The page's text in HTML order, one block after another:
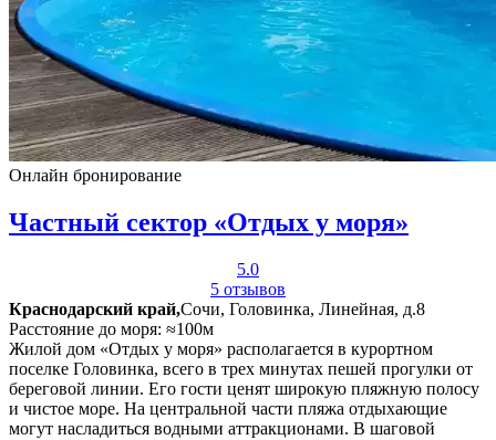
Онлайн бронирование
Частный сектор «Отдых у моря»
5.0
5 отзывов
Краснодарский край,Сочи, Головинка, Линейная, д.8
Расстояние до моря: ≈100м
Жилой дом «Отдых у моря» располагается в курортном
поселке Головинка, всего в трех минутах пешей прогулки от
береговой линии. Его гости ценят широкую пляжную полосу
и чистое море. На центральной части пляжа отдыхающие
могут насладиться водными аттракционами. В шаговой